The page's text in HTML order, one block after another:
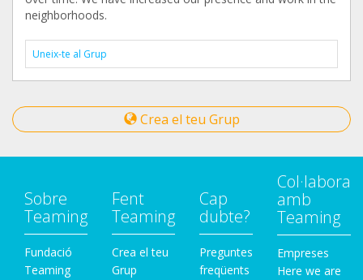
neighborhoods.
Uneix-te al Grup
Crea el teu Grup
Sobre
Teaming
Fundació
Teaming
Fent
Teaming
Crea el teu
Grup
Cap
dubte?
Preguntes
freqüents
Col·labora
amb
Teaming
Empreses
Here we are